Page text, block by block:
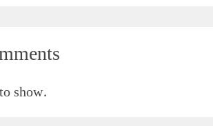
show.